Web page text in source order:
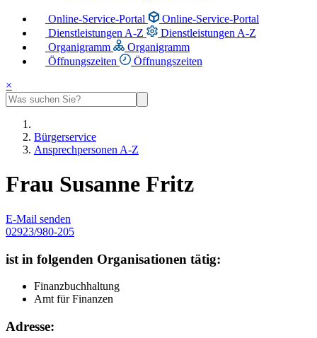
Online-Service-Portal
Online-Service-Portal
Dienstleistungen A-Z
Dienstleistungen A-Z
Organigramm
Organigramm
Öffnungszeiten
Öffnungszeiten
×
Bürgerservice
Ansprechpersonen A-Z
Frau Susanne Fritz
E-Mail senden
02923/980-205
ist in folgenden Organisationen tätig:
Finanzbuchhaltung
Amt für Finanzen
Adresse: